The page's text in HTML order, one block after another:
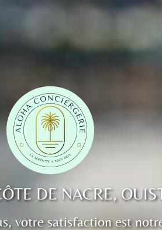
DE NACRE,
votre satisfaction est